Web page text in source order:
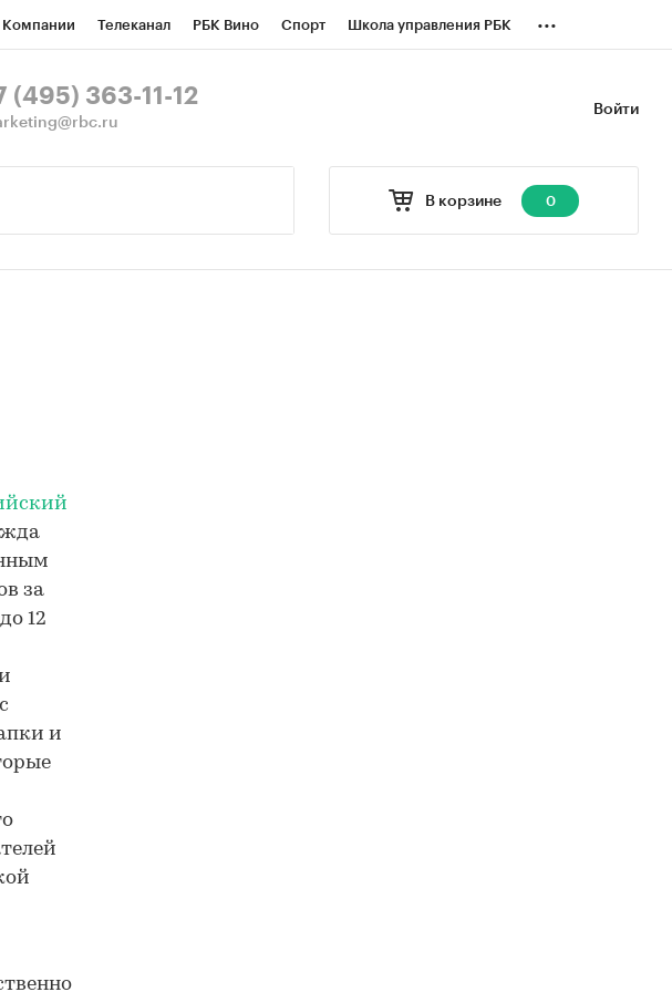
Компании Телеканал РБК Вино Спорт Школа управления РБК
Спецпроекты
...
Войти
(495) 363-11-12
В корзине 0
за
12
и